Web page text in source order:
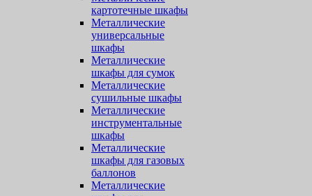
картотечные шкафы
Металлические
универсальные
шкафы
Металлические
шкафы для сумок
Металлические
сушильные шкафы
Металлические
инструментальные
шкафы
Металлические
шкафы для газовых
баллонов
Металлические